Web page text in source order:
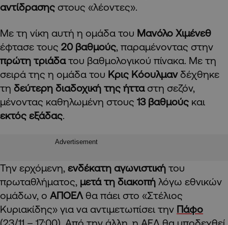
αντίδρασης στους «λέοντες».
Με τη νίκη αυτή η ομάδα του Μανόλο Χιμένεθ
έφτασε τους 20 βαθμούς, παραμένοντας στην
πρώτη τριάδατου βαθμολογικού πίνακα. Με τη
σειρά της η ομάδα του Κρις Κόουλμανδέχθηκε
τη δεύτερη διαδοχική της ήτταστη σεζόν,
μένοντας καθηλωμένη στους 13 βαθμούς και
εκτός εξάδας.
Advertisement
Την ερχόμενη, ενδέκατη αγωνιστική του
πρωταθλήματος, μετά τη διακοπή λόγω εθνικών
ομάδων, ο ΑΠΟΕΛ θα πάει στο «Στέλιος
Κυριακίδης» για να αντιμετωπίσει την Πάφο